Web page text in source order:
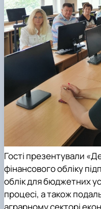
Гості презентували
фінансового обліку
облік для бюджетних
процесі, а також
аграрному секторі